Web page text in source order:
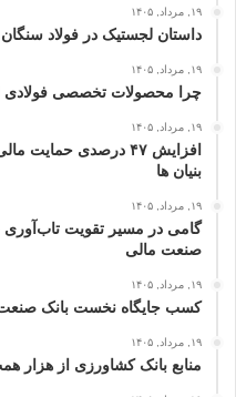
۱۹, مرداد, ۱۴۰۵
داستان لجستیک در فولاد سنگان
۱۹, مرداد, ۱۴۰۵
چرا محصولات تخصصی فولادی
۱۹, مرداد, ۱۴۰۵
افزایش ۴۷ درصدی
بنیان‌ ها
۱۹, مرداد, ۱۴۰۵
گامی در مسیر تقویت تاب‌آوری
صنعت مالی
۱۹, مرداد, ۱۴۰۵
كسب جایگاه نخست بانک صنعت
۱۹, مرداد, ۱۴۰۵
منابع بانک کشاورزی از هزار